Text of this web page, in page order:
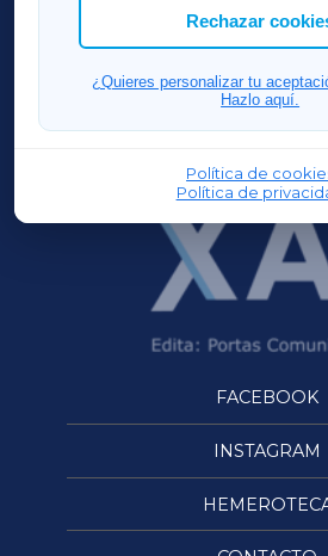
Rechazar
¿Quieres personalizar tu
Hazlo aquí.
Política de
Política de
ACORUÑAXA
FERROLXA
OURENSEXA
FACEBOOK
INSTAGRAM